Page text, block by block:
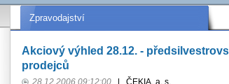
Zpravodajství
Akciový výhled 28.12. -
prodejců